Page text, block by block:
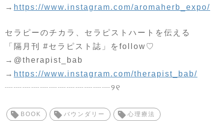
→ https://www.instagram.com/aromaherb_expo/
セラピーのチカラ、セラピストハートを伝える
「隔月刊 #セラピスト誌」をfollow♡
→@therapist_bab
→ https://www.instagram.com/therapist_bab/
┈┈┈┈┈┈┈┈┈┈┈┈୨୧
BOOK バウンダリー 心理療法